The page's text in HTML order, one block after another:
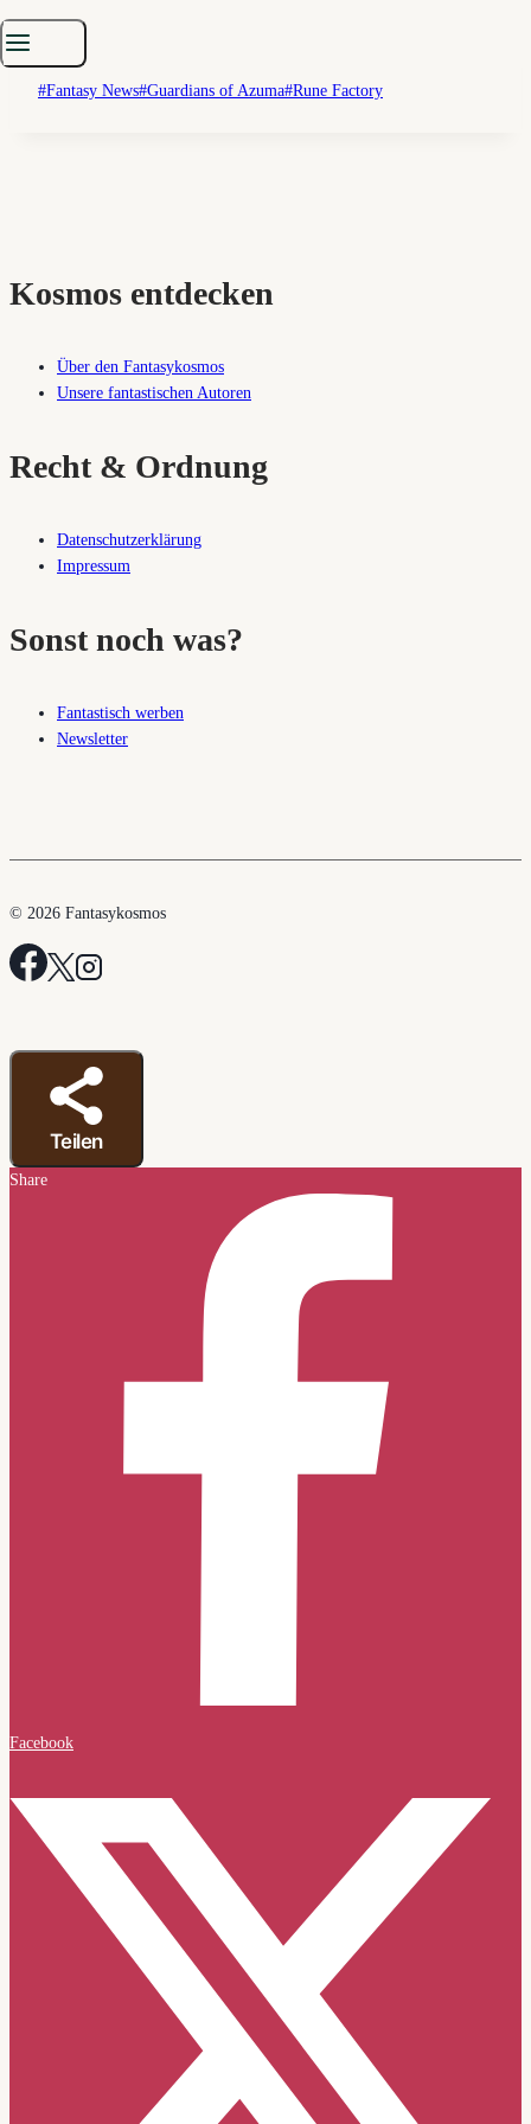
>Azuma braucht dich. Also schnapp dir deine Trommel,
Schlagworte:
#Fantasy News#Guardians of Azuma#Rune Factory
Kosmos entdecken
Über den Fantasykosmos
Unsere fantastischen Autoren
Recht & Ordnung
Datenschutzerklärung
Impressum
Sonst noch was?
Fantastisch werben
Newsletter
© 2026 Fantasykosmos
Teilen
Share
Facebook